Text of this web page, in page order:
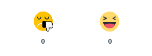
0 0